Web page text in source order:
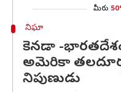
మీరు
నిఘా
కెనడా -
అమెరికా
నిపుణుడు